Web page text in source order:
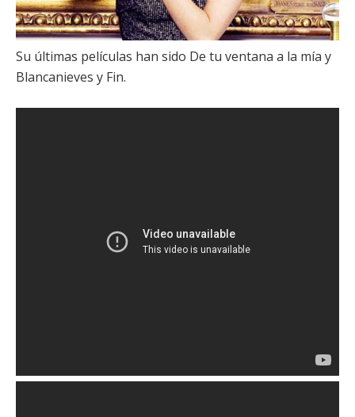
Su últimas películas han sido De tu ventana a la mía y
Blancanieves y Fin.